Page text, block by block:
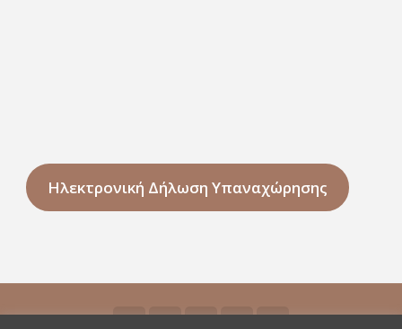
Ηλεκτρονική Δήλωση Υπαναχώρησης